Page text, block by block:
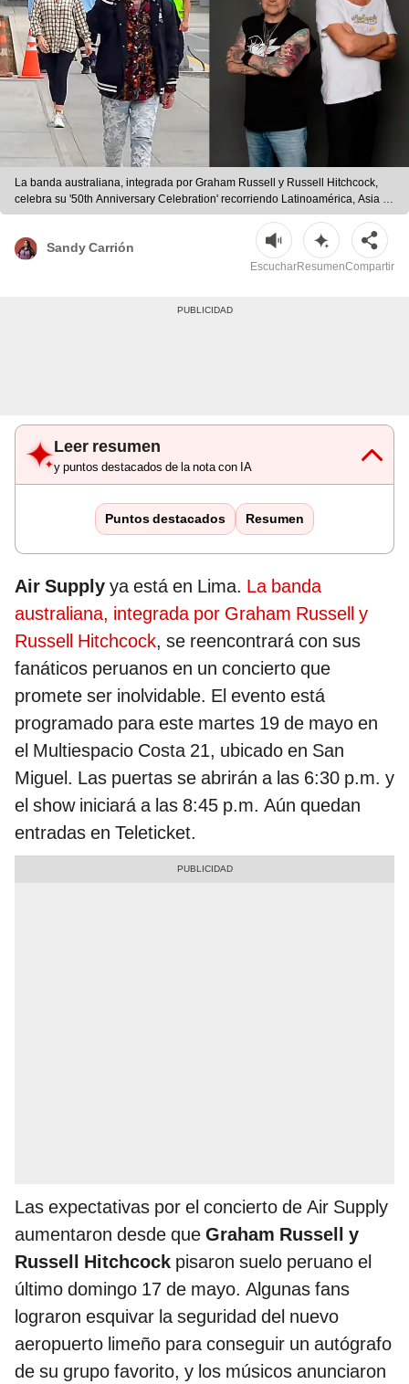
La banda australiana, integrada por Graham Russell y Russell Hitchcock,
celebra su '50th Anniversary Celebration' recorriendo Latinoamérica, Asia y
más en 2026.
Sandy Carrión
EscucharResumenCompartir
Leer resumen
y puntos destacados de la nota con IA
Puntos destacados Resumen
Air Supply ya está en Lima. La banda
australiana, integrada por Graham Russell y
Russell Hitchcock, se reencontrará con sus
fanáticos peruanos en un concierto que
promete ser inolvidable. El evento está
programado para este martes 19 de mayo en
el Multiespacio Costa 21, ubicado en San
Miguel. Las puertas se abrirán a las 6:30 p.m. y
el show iniciará a las 8:45 p.m. Aún quedan
entradas en Teleticket.
Las expectativas por el concierto de Air Supply
aumentaron desde que Graham Russell y
Russell Hitchcock pisaron suelo peruano el
último domingo 17 de mayo. Algunas fans
lograron esquivar la seguridad del nuevo
aeropuerto limeño para conseguir un autógrafo
de su grupo favorito, y los músicos anunciaron